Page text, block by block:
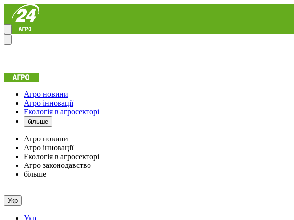
Агро новини
Агро інновації
Екологія в агросекторі
більше
Агро новини
Агро інновації
Екологія в агросекторі
Агро законодавство
більше
Укр
Укр